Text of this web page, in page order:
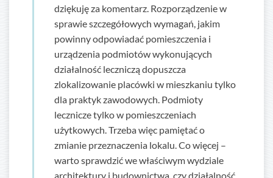
dziękuję za komentarz. Rozporządzenie w
sprawie szczegółowych wymagań, jakim
powinny odpowiadać pomieszczenia i
urządzenia podmiotów wykonujących
działalność leczniczą dopuszcza
zlokalizowanie placówki w mieszkaniu tylko
dla praktyk zawodowych. Podmioty
lecznicze tylko w pomieszczeniach
użytkowych. Trzeba więc pamiętać o
zmianie przeznaczenia lokalu. Co więcej –
warto sprawdzić we właściwym wydziale
architektury i budownictwa, czy działalność